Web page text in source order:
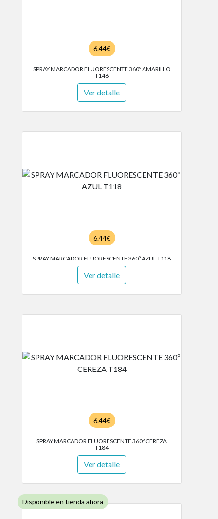
6.44€
SPRAY MARCADOR FLUORESCENTE 360º AMARILLO
T146
Ver detalle
6.44€
SPRAY MARCADOR FLUORESCENTE 360º AZUL T118
Ver detalle
6.44€
SPRAY MARCADOR FLUORESCENTE 360º CEREZA
T184
Ver detalle
Disponible en tienda ahora